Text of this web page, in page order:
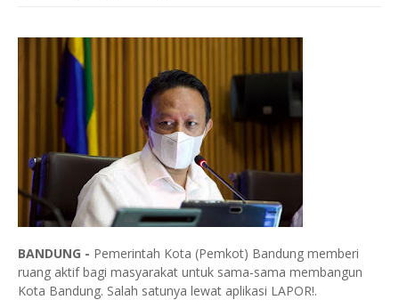
BANDUNG - Pemerintah Kota (Pemkot) Bandung memberi
ruang aktif bagi masyarakat untuk sama-sama membangun
Kota Bandung. Salah satunya lewat aplikasi LAPOR!.